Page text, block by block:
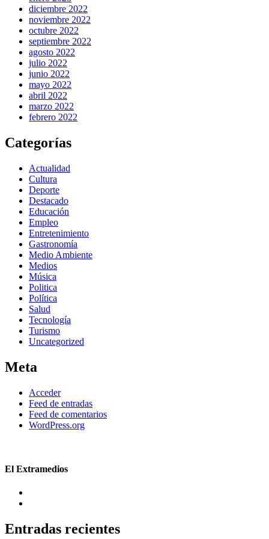
diciembre 2022
noviembre 2022
octubre 2022
septiembre 2022
agosto 2022
julio 2022
junio 2022
mayo 2022
abril 2022
marzo 2022
febrero 2022
Categorías
Actualidad
Cultura
Deporte
Destacado
Educación
Empleo
Entretenimiento
Gastronomía
Medio Ambiente
Medios
Música
Politica
Política
Salud
Tecnología
Turismo
Uncategorized
Meta
Acceder
Feed de entradas
Feed de comentarios
WordPress.org
El Extramedios
Entradas recientes